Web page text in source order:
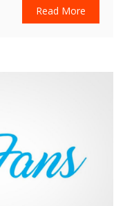
Read More